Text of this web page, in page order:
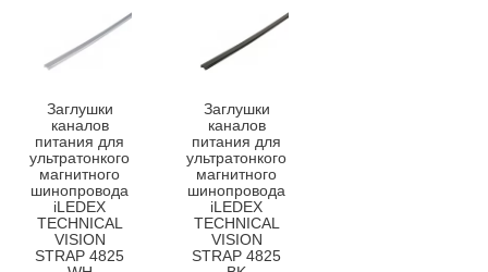
Заглушки
каналов
питания для
ультратонкого
магнитного
шинопровода
iLEDEX
TECHNICAL
VISION
STRAP 4825
Заглушки
каналов
питания для
ультратонкого
магнитного
шинопровода
iLEDEX
TECHNICAL
VISION
STRAP 4825